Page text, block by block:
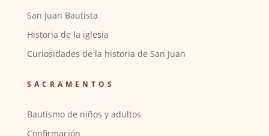
San Juan Bautista
Historia de la iglesia
Curiosidades de la historia de San Juan
SACRAMENTOS
Bautismo de niños y adultos
Confirmación